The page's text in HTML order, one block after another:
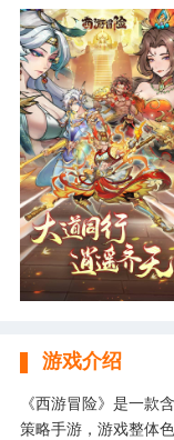
游戏介绍
《西游冒险》是一款
策略手游，游戏整体